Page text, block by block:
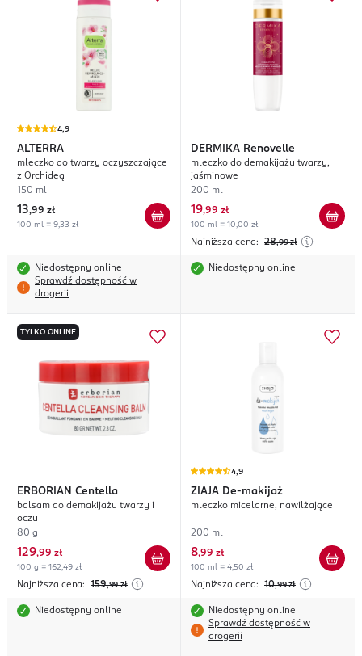
4,9
ALTERRA
mleczko do twarzy oczyszczające
z Orchideą
150 ml
13,99 zł
100 ml = 9,33 zł
Niedostępny online
Sprawdź dostępność w
drogerii
DERMIKA Renovelle
mleczko do demakijażu twarzy,
jaśminowe
200 ml
19,99 zł
100 ml = 10,00 zł
Najniższa cena: 28,99 zł
Niedostępny online
TYLKO ONLINE
ERBORIAN Centella
balsam do demakijażu twarzy i
oczu
80 g
129,99 zł
100 g = 162,49 zł
Najniższa cena: 159,99 zł
Niedostępny online
4,9
ZIAJA De-makijaż
mleczko micelarne, nawilżające
200 ml
8,99 zł
100 ml = 4,50 zł
Najniższa cena: 10,99 zł
Niedostępny online
Sprawdź dostępność w
drogerii